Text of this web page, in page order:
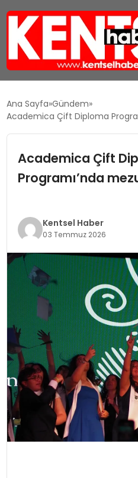
EKONOMI
EĞITIM
TEKNOLOJI
MAGAZIN
KÜLTÜR & SANAT
SPOR
SAĞLIK
Ana Sayfa Gündem
Academica Çift Diploma
Academica Çift
Programı’nda
Kentsel Haber
03 Temmuz 2026